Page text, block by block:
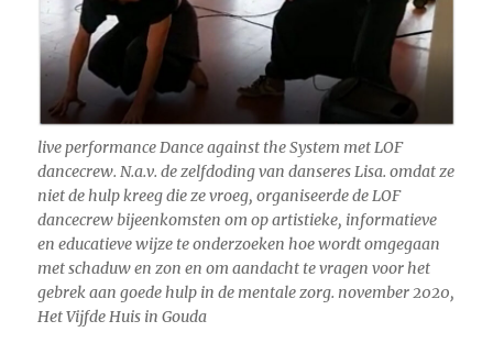
live performance Dance against the System met LOF
dancecrew. N.a.v. de zelfdoding van danseres Lisa. omdat ze
niet de hulp kreeg die ze vroeg, organiseerde de LOF
dancecrew bijeenkomsten om op artistieke, informatieve
en educatieve wijze te onderzoeken hoe wordt omgegaan
met schaduw en zon en om aandacht te vragen voor het
gebrek aan goede hulp in de mentale zorg. november 2020,
Het Vijfde Huis in Gouda